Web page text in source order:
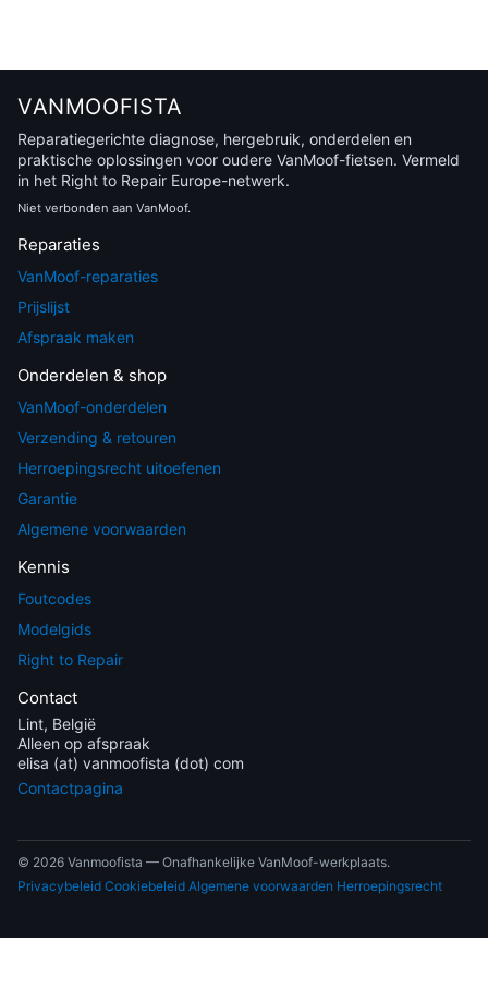
VANMOOFISTA
Reparatiegerichte diagnose, hergebruik, onderdelen en
praktische oplossingen voor oudere VanMoof-fietsen. Vermeld
in het Right to Repair Europe-netwerk.
Niet verbonden aan VanMoof.
Reparaties
VanMoof-reparaties
Prijslijst
Afspraak maken
Onderdelen & shop
VanMoof-onderdelen
Verzending & retouren
Herroepingsrecht uitoefenen
Garantie
Algemene voorwaarden
Kennis
Foutcodes
Modelgids
Right to Repair
Contact
Lint, België
Alleen op afspraak
elisa (at) vanmoofista (dot) com
Contactpagina
© 2026 Vanmoofista — Onafhankelijke VanMoof-werkplaats.
Privacybeleid Cookiebeleid Algemene voorwaarden Herroepingsrecht